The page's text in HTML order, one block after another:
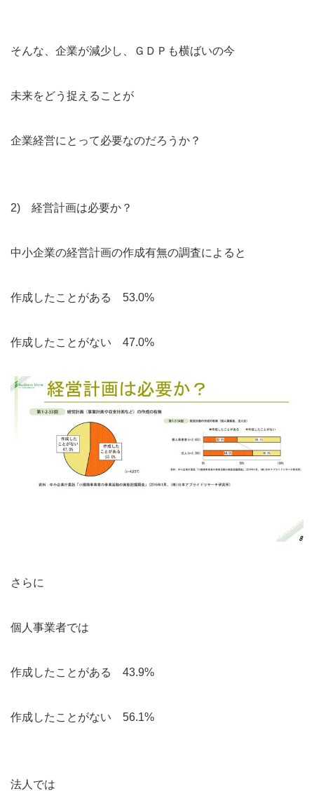
そんな、企業が減少し、ＧＤＰも横ばいの今
未来をどう捉えることが
企業経営にとって必要なのだろうか？
2) 経営計画は必要か？
中小企業の経営計画の作成有無の調査によると
作成したことがある 53.0%
作成したことがない 47.0%
さらに
個人事業者では
作成したことがある 43.9%
作成したことがない 56.1%
法人では